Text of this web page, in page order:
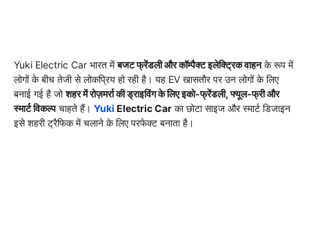
Yuki Electric Car भारत मेंबजट फ्रेंडली और कॉम्पैक्ट इलेक्ट्रिक वाहनके रूप में
लोगों के बीच तेजी से लोकप्रिय हो रही है। यह EV खासतौर पर उन लोगों के लिए
बनाई गई है जोशहर में रोज़मर्रा की ड्राइविंग के लिए इको-फ्रेंडली, फ्यूल-फ्री और
स्मार्ट विकल्पचाहते हैं। Yuki Electric Car का छोटा साइज और स्मार्ट डिजाइन
इसे शहरी ट्रैफिक में चलाने के लिए परफेक्ट बनाता है।